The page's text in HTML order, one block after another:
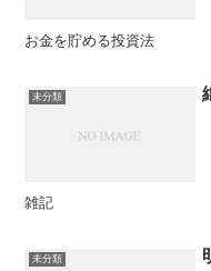
お金を貯める投資法
未分類
雑記
未分類